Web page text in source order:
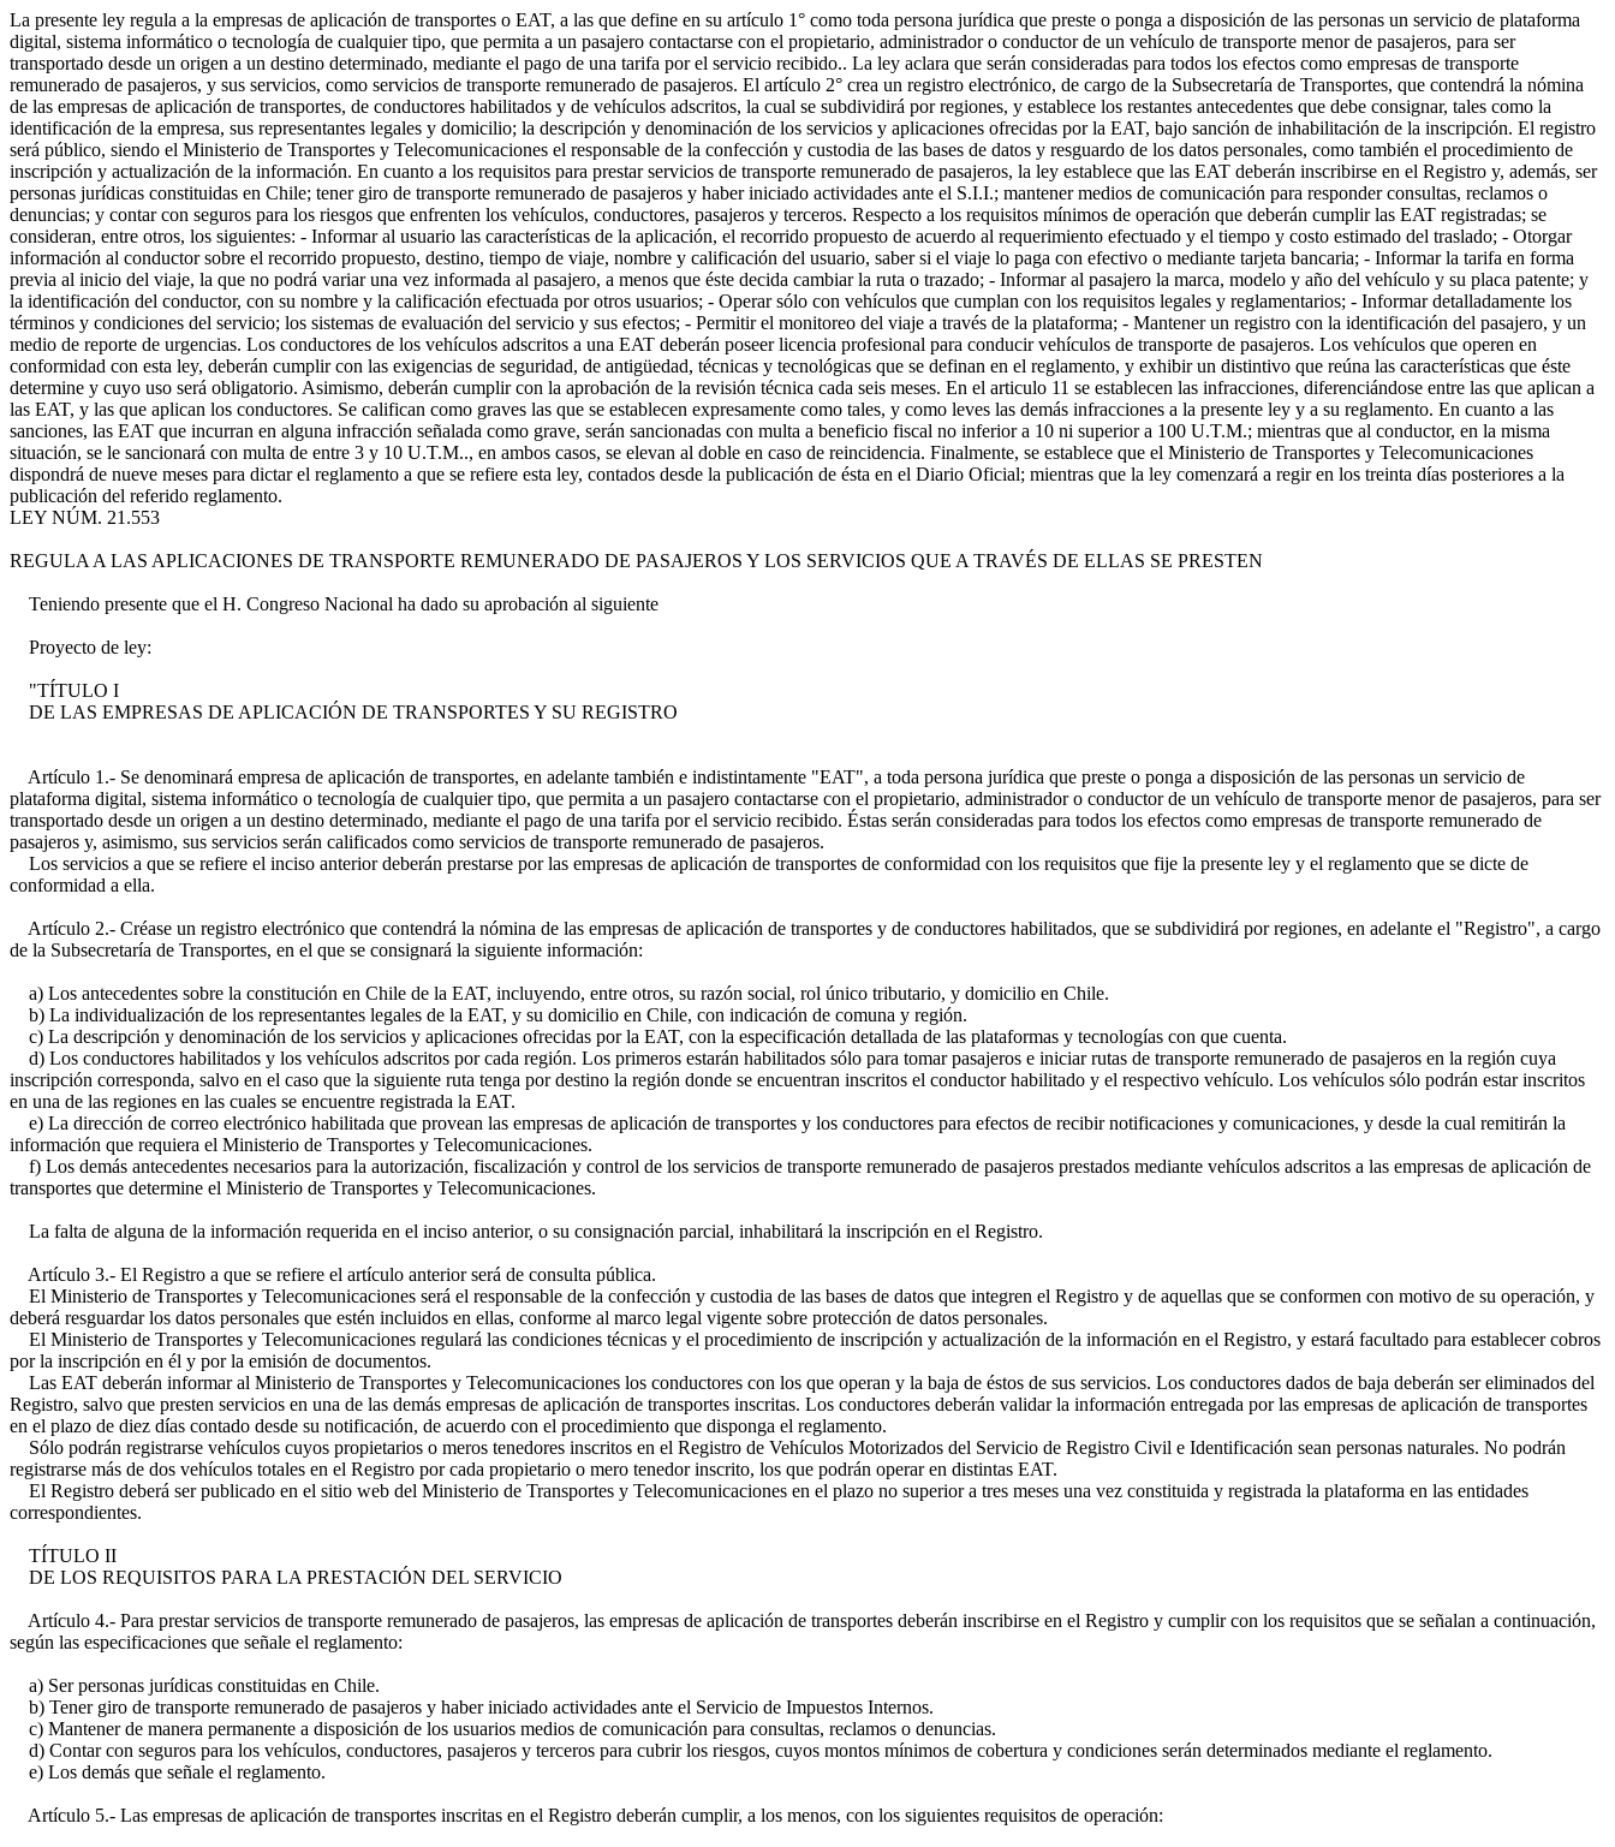
La presente ley regula a la empresas de aplicación de transportes o EAT, a las que define en su artículo 1° como toda persona jurídica que preste o ponga a disposición de las personas un servicio de plataforma
digital, sistema informático o tecnología de cualquier tipo, que permita a un pasajero contactarse con el propietario, administrador o conductor de un vehículo de transporte menor de pasajeros, para ser
transportado desde un origen a un destino determinado, mediante el pago de una tarifa por el servicio recibido.. La ley aclara que serán consideradas para todos los efectos como empresas de transporte
remunerado de pasajeros, y sus servicios, como servicios de transporte remunerado de pasajeros. El artículo 2° crea un registro electrónico, de cargo de la Subsecretaría de Transportes, que contendrá la nómina
de las empresas de aplicación de transportes, de conductores habilitados y de vehículos adscritos, la cual se subdividirá por regiones, y establece los restantes antecedentes que debe consignar, tales como la
identificación de la empresa, sus representantes legales y domicilio; la descripción y denominación de los servicios y aplicaciones ofrecidas por la EAT, bajo sanción de inhabilitación de la inscripción. El registro
será público, siendo el Ministerio de Transportes y Telecomunicaciones el responsable de la confección y custodia de las bases de datos y resguardo de los datos personales, como también el procedimiento de
inscripción y actualización de la información. En cuanto a los requisitos para prestar servicios de transporte remunerado de pasajeros, la ley establece que las EAT deberán inscribirse en el Registro y, además, ser
personas jurídicas constituidas en Chile; tener giro de transporte remunerado de pasajeros y haber iniciado actividades ante el S.I.I.; mantener medios de comunicación para responder consultas, reclamos o
denuncias; y contar con seguros para los riesgos que enfrenten los vehículos, conductores, pasajeros y terceros. Respecto a los requisitos mínimos de operación que deberán cumplir las EAT registradas; se
consideran, entre otros, los siguientes: - Informar al usuario las características de la aplicación, el recorrido propuesto de acuerdo al requerimiento efectuado y el tiempo y costo estimado del traslado; - Otorgar
información al conductor sobre el recorrido propuesto, destino, tiempo de viaje, nombre y calificación del usuario, saber si el viaje lo paga con efectivo o mediante tarjeta bancaria; - Informar la tarifa en forma
previa al inicio del viaje, la que no podrá variar una vez informada al pasajero, a menos que éste decida cambiar la ruta o trazado; - Informar al pasajero la marca, modelo y año del vehículo y su placa patente; y
la identificación del conductor, con su nombre y la calificación efectuada por otros usuarios; - Operar sólo con vehículos que cumplan con los requisitos legales y reglamentarios; - Informar detalladamente los
términos y condiciones del servicio; los sistemas de evaluación del servicio y sus efectos; - Permitir el monitoreo del viaje a través de la plataforma; - Mantener un registro con la identificación del pasajero, y un
medio de reporte de urgencias. Los conductores de los vehículos adscritos a una EAT deberán poseer licencia profesional para conducir vehículos de transporte de pasajeros. Los vehículos que operen en
conformidad con esta ley, deberán cumplir con las exigencias de seguridad, de antigüedad, técnicas y tecnológicas que se definan en el reglamento, y exhibir un distintivo que reúna las características que éste
determine y cuyo uso será obligatorio. Asimismo, deberán cumplir con la aprobación de la revisión técnica cada seis meses. En el articulo 11 se establecen las infracciones, diferenciándose entre las que aplican a
las EAT, y las que aplican los conductores. Se califican como graves las que se establecen expresamente como tales, y como leves las demás infracciones a la presente ley y a su reglamento. En cuanto a las
sanciones, las EAT que incurran en alguna infracción señalada como grave, serán sancionadas con multa a beneficio fiscal no inferior a 10 ni superior a 100 U.T.M.; mientras que al conductor, en la misma
situación, se le sancionará con multa de entre 3 y 10 U.T.M.., en ambos casos, se elevan al doble en caso de reincidencia. Finalmente, se establece que el Ministerio de Transportes y Telecomunicaciones
dispondrá de nueve meses para dictar el reglamento a que se refiere esta ley, contados desde la publicación de ésta en el Diario Oficial; mientras que la ley comenzará a regir en los treinta días posteriores a la
publicación del referido reglamento.
LEY NÚM. 21.553
REGULA A LAS APLICACIONES DE TRANSPORTE REMUNERADO DE PASAJEROS Y LOS SERVICIOS QUE A TRAVÉS DE ELLAS SE PRESTEN
Teniendo presente que el H. Congreso Nacional ha dado su aprobación al siguiente
Proyecto de ley:
"TÍTULO I
DE LAS EMPRESAS DE APLICACIÓN DE TRANSPORTES Y SU REGISTRO
Artículo 1.- Se denominará empresa de aplicación de transportes, en adelante también e indistintamente "EAT", a toda persona jurídica que preste o ponga a disposición de las personas un servicio de
plataforma digital, sistema informático o tecnología de cualquier tipo, que permita a un pasajero contactarse con el propietario, administrador o conductor de un vehículo de transporte menor de pasajeros, para ser
transportado desde un origen a un destino determinado, mediante el pago de una tarifa por el servicio recibido. Éstas serán consideradas para todos los efectos como empresas de transporte remunerado de
pasajeros y, asimismo, sus servicios serán calificados como servicios de transporte remunerado de pasajeros.
Los servicios a que se refiere el inciso anterior deberán prestarse por las empresas de aplicación de transportes de conformidad con los requisitos que fije la presente ley y el reglamento que se dicte de
conformidad a ella.
Artículo 2.- Créase un registro electrónico que contendrá la nómina de las empresas de aplicación de transportes y de conductores habilitados, que se subdividirá por regiones, en adelante el "Registro", a cargo
de la Subsecretaría de Transportes, en el que se consignará la siguiente información:
a) Los antecedentes sobre la constitución en Chile de la EAT, incluyendo, entre otros, su razón social, rol único tributario, y domicilio en Chile.
b) La individualización de los representantes legales de la EAT, y su domicilio en Chile, con indicación de comuna y región.
c) La descripción y denominación de los servicios y aplicaciones ofrecidas por la EAT, con la especificación detallada de las plataformas y tecnologías con que cuenta.
d) Los conductores habilitados y los vehículos adscritos por cada región. Los primeros estarán habilitados sólo para tomar pasajeros e iniciar rutas de transporte remunerado de pasajeros en la región cuya
inscripción corresponda, salvo en el caso que la siguiente ruta tenga por destino la región donde se encuentran inscritos el conductor habilitado y el respectivo vehículo. Los vehículos sólo podrán estar inscritos
en una de las regiones en las cuales se encuentre registrada la EAT.
e) La dirección de correo electrónico habilitada que provean las empresas de aplicación de transportes y los conductores para efectos de recibir notificaciones y comunicaciones, y desde la cual remitirán la
información que requiera el Ministerio de Transportes y Telecomunicaciones.
f) Los demás antecedentes necesarios para la autorización, fiscalización y control de los servicios de transporte remunerado de pasajeros prestados mediante vehículos adscritos a las empresas de aplicación de
transportes que determine el Ministerio de Transportes y Telecomunicaciones.
La falta de alguna de la información requerida en el inciso anterior, o su consignación parcial, inhabilitará la inscripción en el Registro.
Artículo 3.- El Registro a que se refiere el artículo anterior será de consulta pública.
El Ministerio de Transportes y Telecomunicaciones será el responsable de la confección y custodia de las bases de datos que integren el Registro y de aquellas que se conformen con motivo de su operación, y
deberá resguardar los datos personales que estén incluidos en ellas, conforme al marco legal vigente sobre protección de datos personales.
El Ministerio de Transportes y Telecomunicaciones regulará las condiciones técnicas y el procedimiento de inscripción y actualización de la información en el Registro, y estará facultado para establecer cobros
por la inscripción en él y por la emisión de documentos.
Las EAT deberán informar al Ministerio de Transportes y Telecomunicaciones los conductores con los que operan y la baja de éstos de sus servicios. Los conductores dados de baja deberán ser eliminados del
Registro, salvo que presten servicios en una de las demás empresas de aplicación de transportes inscritas. Los conductores deberán validar la información entregada por las empresas de aplicación de transportes
en el plazo de diez días contado desde su notificación, de acuerdo con el procedimiento que disponga el reglamento.
Sólo podrán registrarse vehículos cuyos propietarios o meros tenedores inscritos en el Registro de Vehículos Motorizados del Servicio de Registro Civil e Identificación sean personas naturales. No podrán
registrarse más de dos vehículos totales en el Registro por cada propietario o mero tenedor inscrito, los que podrán operar en distintas EAT.
El Registro deberá ser publicado en el sitio web del Ministerio de Transportes y Telecomunicaciones en el plazo no superior a tres meses una vez constituida y registrada la plataforma en las entidades
correspondientes.
TÍTULO II
DE LOS REQUISITOS PARA LA PRESTACIÓN DEL SERVICIO
Artículo 4.- Para prestar servicios de transporte remunerado de pasajeros, las empresas de aplicación de transportes deberán inscribirse en el Registro y cumplir con los requisitos que se señalan a continuación,
según las especificaciones que señale el reglamento:
a) Ser personas jurídicas constituidas en Chile.
b) Tener giro de transporte remunerado de pasajeros y haber iniciado actividades ante el Servicio de Impuestos Internos.
c) Mantener de manera permanente a disposición de los usuarios medios de comunicación para consultas, reclamos o denuncias.
d) Contar con seguros para los vehículos, conductores, pasajeros y terceros para cubrir los riesgos, cuyos montos mínimos de cobertura y condiciones serán determinados mediante el reglamento.
e) Los demás que señale el reglamento.
Artículo 5.- Las empresas de aplicación de transportes inscritas en el Registro deberán cumplir, a los menos, con los siguientes requisitos de operación: